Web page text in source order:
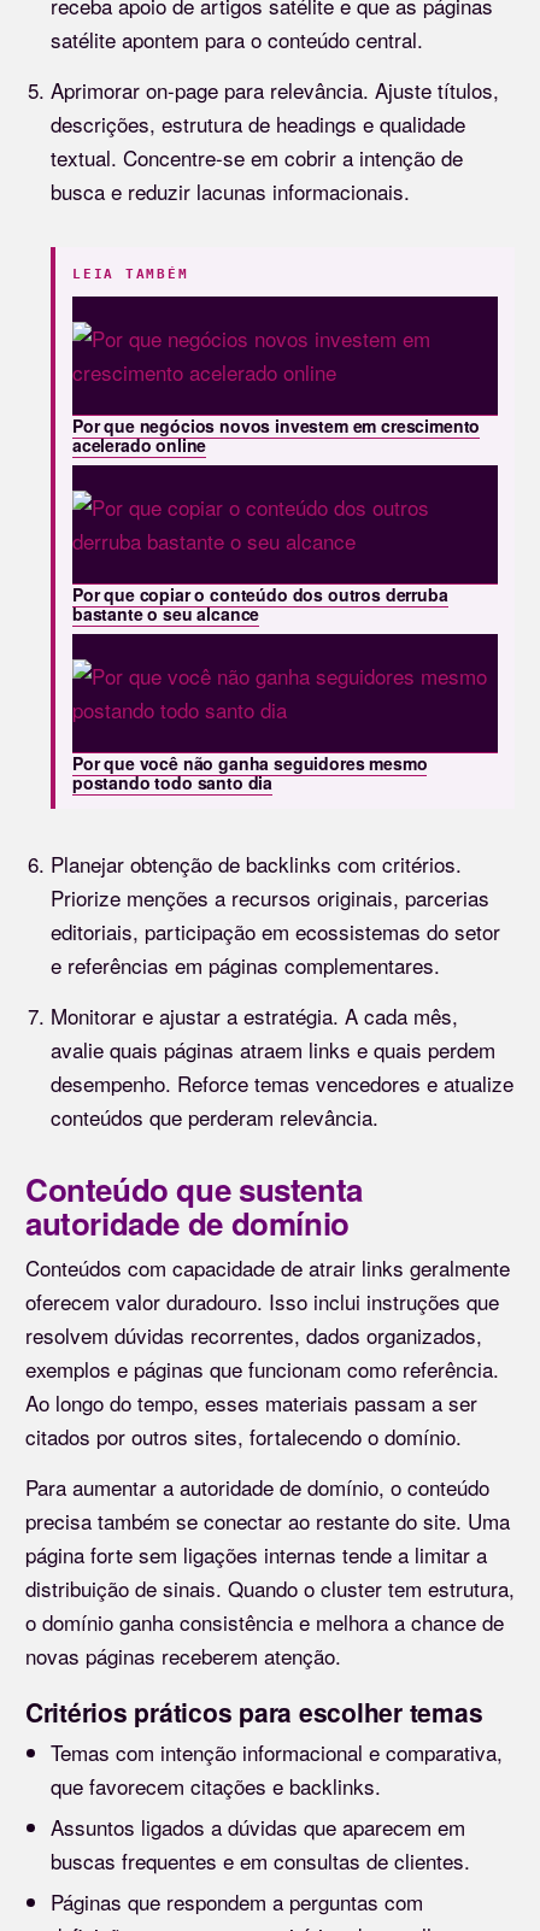
satélite apontem para o conteúdo central.
Aprimorar on-page para relevância. Ajuste títulos,
descrições, estrutura de headings e qualidade
textual. Concentre-se em cobrir a intenção de
busca e reduzir lacunas informacionais.
LEIA TAMBÉM
Por que negócios novos investem em crescimento
acelerado online
Por que copiar o conteúdo dos outros derruba
bastante o seu alcance
Por que você não ganha seguidores mesmo
postando todo santo dia
Planejar obtenção de backlinks com critérios.
Priorize menções a recursos originais, parcerias
editoriais, participação em ecossistemas do setor
e referências em páginas complementares.
Monitorar e ajustar a estratégia. A cada mês,
avalie quais páginas atraem links e quais perdem
desempenho. Reforce temas vencedores e atualize
conteúdos que perderam relevância.
Conteúdo que sustenta
autoridade de domínio
Conteúdos com capacidade de atrair links geralmente
oferecem valor duradouro. Isso inclui instruções que
resolvem dúvidas recorrentes, dados organizados,
exemplos e páginas que funcionam como referência.
Ao longo do tempo, esses materiais passam a ser
citados por outros sites, fortalecendo o domínio.
Para aumentar a autoridade de domínio, o conteúdo
precisa também se conectar ao restante do site. Uma
página forte sem ligações internas tende a limitar a
distribuição de sinais. Quando o cluster tem estrutura,
o domínio ganha consistência e melhora a chance de
novas páginas receberem atenção.
Critérios práticos para escolher temas
Temas com intenção informacional e comparativa,
que favorecem citações e backlinks.
Assuntos ligados a dúvidas que aparecem em
buscas frequentes e em consultas de clientes.
Páginas que respondem a perguntas com